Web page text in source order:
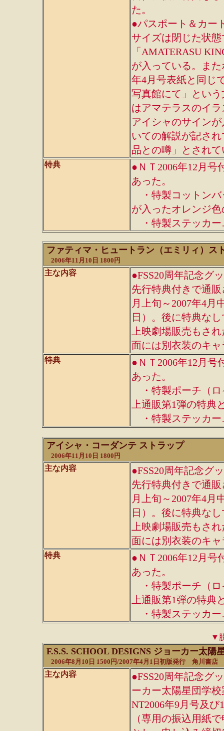
た。
●パスポート＆カー
サイズは閉じた状
「AMATERASU
が入っている。ま
年4月号表紙と同じ
写真館にて」とい
はアマテラスのイ
アイシャのサイン
いての解説が記さ
品との噂」とされて
特典
●ＮＴ2006年12月号
あった。
・特製コットンバ
が入ったオレンジ
・特製ステッカー
ファティマ・ヒュートラン（エミリィ）ス
2006年11月10日 1800円
主な内容
●FSS20周年記念グ
先行特典付きで通
月上旬～2007年4月
日）。後に特典な
上映劇場販売もさ
面には別衣装のキ
特典
●ＮＴ2006年12月号
あった。
・特製ポーチ（ロ
上通販第1弾の特典
・特製ステッカー
アイシャ・コーダンテ ストラップ
2006年11月10日 1800円
主な内容
●FSS20周年記念グ
先行特典付きで通
月上旬～2007年4月
日）。後に特典な
上映劇場販売もさ
面には別衣装のキ
特典
●ＮＴ2006年12月号
あった。
・特製ポーチ（ロ
上通販第1弾の特典
・特製ステッカー
▼
F.S.S. SCHOOL DESIGNS ジョーカー太陽
2006年8月10日 1500円/2007年4月1日初版発行 角川書店
主な内容
●FSS20周年記念グ
ーカー太陽星団学
NT2006年9月号及
（専用の振込用紙